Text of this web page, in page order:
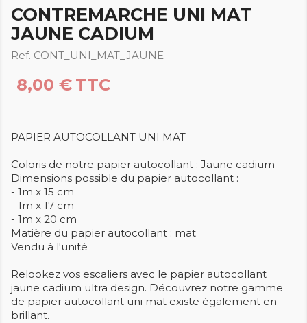
CONTREMARCHE UNI MAT
JAUNE CADIUM
Ref. CONT_UNI_MAT_JAUNE
8,00 € TTC
PAPIER AUTOCOLLANT UNI MAT
Coloris de notre papier autocollant : Jaune cadium
Dimensions possible du papier autocollant :
- 1m x 15 cm
- 1m x 17 cm
- 1m x 20 cm
Matière du papier autocollant : mat
Vendu à l'unité
Relookez vos escaliers avec le papier autocollant
jaune cadium ultra design. Découvrez notre gamme
de papier autocollant uni mat existe également en
brillant.